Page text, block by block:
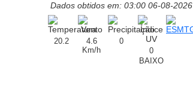
Dados obtidos em: 03:00 06-08-2026
20.2
4.6
Km/h
0
0
BAIXO